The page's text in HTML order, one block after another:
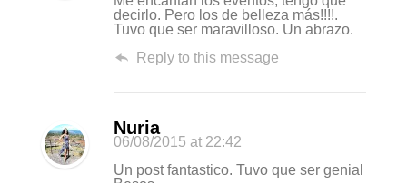
decirlo. Pero los de belleza más!!!!.
Tuvo que ser maravilloso. Un abrazo.
Reply to this message
Nuria
06/08/2015 at 22:42
Un post fantastico. Tuvo que ser genial